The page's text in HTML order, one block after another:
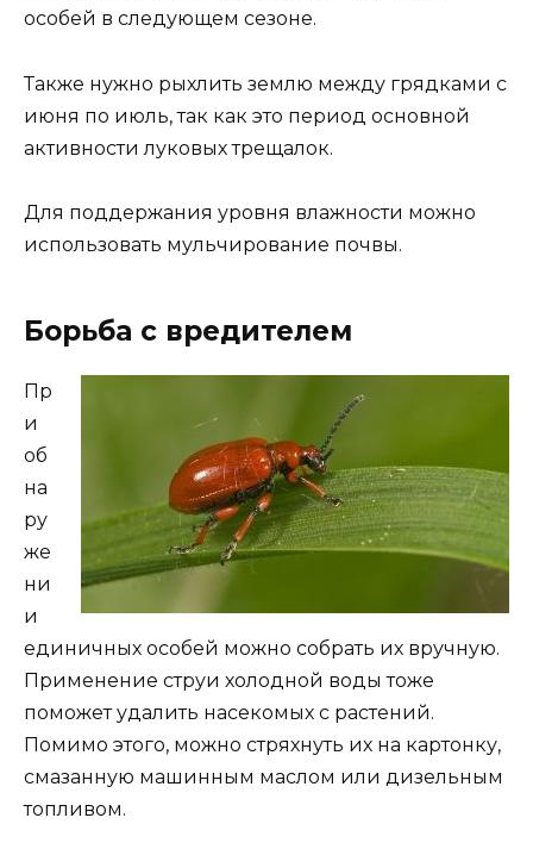
особей в следующем сезоне.
Также нужно рыхлить землю между грядками с
июня по июль, так как это период основной
активности луковых трещалок.
Для поддержания уровня влажности можно
использовать мульчирование почвы.
Борьба с вредителем
Пр
и
об
на
ру
же
ни
и
единичных особей можно собрать их вручную.
Применение струи холодной воды тоже
поможет удалить насекомых с растений.
Помимо этого, можно стряхнуть их на картонку,
смазанную машинным маслом или дизельным
топливом.